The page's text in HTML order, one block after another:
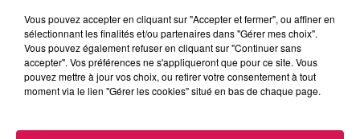
20h00 - 22h00
Les hits de Canal FM
Vous pouvez accepter en cliquant sur "Accepter et fermer", ou affiner en
sélectionnant les finalités et/ou partenaires dans "Gérer mes choix".
Vous pouvez également refuser en cliquant sur "Continuer sans
accepter". Vos préférences ne s'appliqueront que pour ce site. Vous
pouvez mettre à jour vos choix, ou retirer votre consentement à tout
moment via le lien "Gérer les cookies" situé en bas de chaque page.